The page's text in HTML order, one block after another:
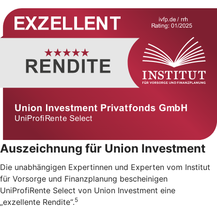
Auszeichnung für Union Investment
Die unabhängigen Expertinnen und Experten vom Institut
für Vorsorge und Finanzplanung bescheinigen
UniProfiRente Select von Union Investment eine
„exzellente Rendite“.5